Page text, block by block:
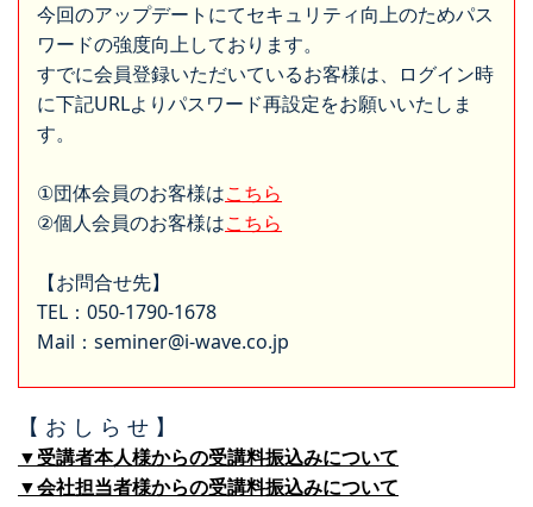
今回のアップデートにてセキュリティ向上のためパス
ワードの強度向上しております。
すでに会員登録いただいているお客様は、ログイン時
に下記URLよりパスワード再設定をお願いいたしま
す。
①団体会員のお客様はこちら
②個人会員のお客様はこちら
【お問合せ先】
TEL：050-1790-1678
Mail：seminer@i-wave.co.jp
【 お し ら せ 】
▼受講者本人様からの受講料振込みについて
▼会社担当者様からの受講料振込みについて